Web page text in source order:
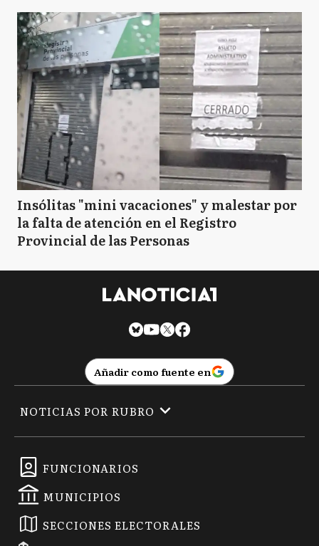
Insólitas "mini vacaciones" y malestar por
la falta de atención en el Registro
Provincial de las Personas
Añadir como fuente en
FUNCIONARIOS
MUNICIPIOS
SECCIONES ELECTORALES
NOTICIAS POR RUBRO